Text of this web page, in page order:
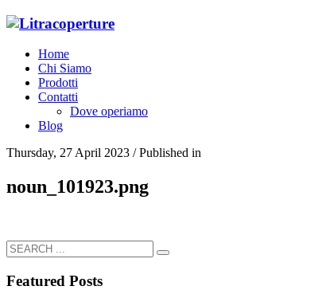
Home
Chi Siamo
Prodotti
Contatti
Dove operiamo
Blog
Thursday, 27 April 2023 /Published in
noun_101923.png
Featured Posts